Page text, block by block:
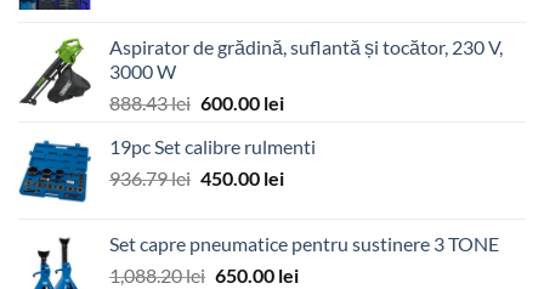
fost:
7,800.00 lei.
Aspirator de grădină, suflantă și tocător, 230 V,
3000 W
888.43lei Prețul
a
fost:
600.00 leiPrețul
este:
600.00 lei.
19pc Set calibre rulmenti
936.79lei Prețul
fost:
936.79 lei.
450.00 leiPrețul
450.00 lei.
Set capre pneumatice pentru sustinere 3 TONE
1,088.20lei Prețul
650.00 leiPrețul